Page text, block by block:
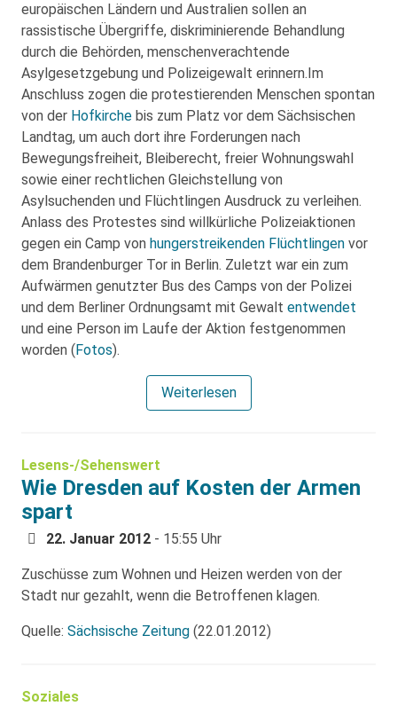
europäischen Ländern und Australien sollen an
rassistische Übergriffe, diskriminierende Behandlung
durch die Behörden, menschenverachtende
Asylgesetzgebung und Polizeigewalt erinnern.Im
Anschluss zogen die protestierenden Menschen spontan
von der Hofkirche bis zum Platz vor dem Sächsischen
Landtag, um auch dort ihre Forderungen nach
Bewegungsfreiheit, Bleiberecht, freier Wohnungswahl
sowie einer rechtlichen Gleichstellung von
Asylsuchenden und Flüchtlingen Ausdruck zu verleihen.
Anlass des Protestes sind willkürliche Polizeiaktionen
gegen ein Camp von hungerstreikenden Flüchtlingen vor
dem Brandenburger Tor in Berlin. Zuletzt war ein zum
Aufwärmen genutzter Bus des Camps von der Polizei
und dem Berliner Ordnungsamt mit Gewalt entwendet
und eine Person im Laufe der Aktion festgenommen
worden ( Fotos).
Weiterlesen
Lesens-/Sehenswert
Wie Dresden auf Kosten der Armen
spart
22. Januar 2012 - 15:55 Uhr
Zuschüsse zum Wohnen und Heizen werden von der
Stadt nur gezahlt, wenn die Betroffenen klagen.
Quelle: Sächsische Zeitung (22.01.2012)
Soziales